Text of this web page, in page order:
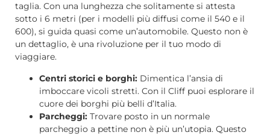
taglia. Con una lunghezza che solitamente si attesta
sotto i 6 metri (per i modelli più diffusi come il 540 e il
600), si guida quasi come un’automobile. Questo non è
un dettaglio, è una rivoluzione per il tuo modo di
viaggiare.
Centri storici e borghi: Dimentica l’ansia di
imboccare vicoli stretti. Con il Cliff puoi esplorare il
cuore dei borghi più belli d’Italia.
Parcheggi: Trovare posto in un normale
parcheggio a pettine non è più un’utopia. Questo